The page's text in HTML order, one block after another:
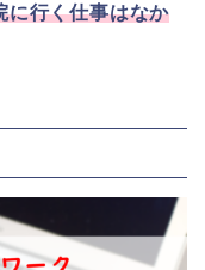
に行く仕事はなか